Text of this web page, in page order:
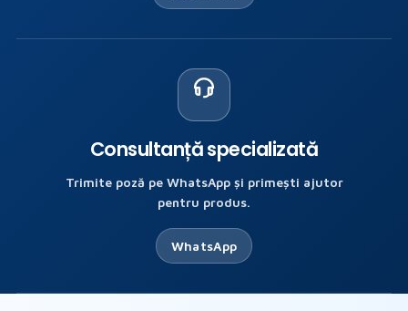
Consultanță specializată
Trimite poză pe WhatsApp și primești ajutor
pentru produs.
WhatsApp